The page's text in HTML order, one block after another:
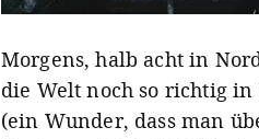
Morgens, halb acht in
die Welt noch so richtig
(ein Wunder, dass man